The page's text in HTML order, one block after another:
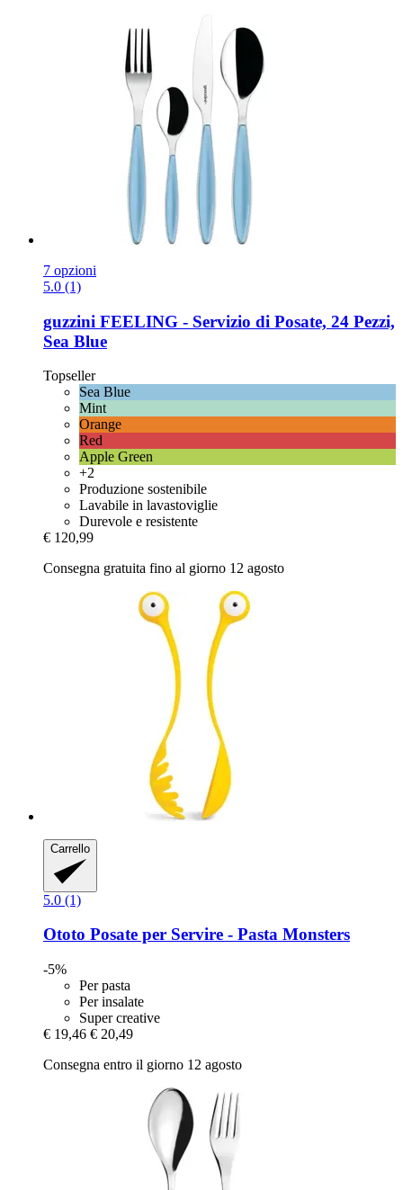
7 opzioni
5.0 (1)
guzzini FEELING -​ Servizio di Posate, 24 Pezzi,
Sea Blue
Topseller
Sea Blue
Mint
Orange
Red
Apple Green
+2
Produzione sostenibile
Lavabile in lavastoviglie
Durevole e resistente
€ 120,99
Consegna gratuita fino al giorno 12 agosto
Carrello
5.0 (1)
Ototo Posate per Servire -​ Pasta Monsters
-5%
Per pasta
Per insalate
Super creative
€ 19,46 € 20,49
Consegna entro il giorno 12 agosto